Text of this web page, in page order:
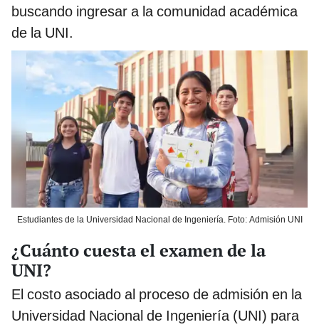
buscando ingresar a la comunidad académica
de la UNI.
Estudiantes de la Universidad Nacional de Ingeniería. Foto: Admisión UNI
¿Cuánto cuesta el examen de la
UNI?
El costo asociado al proceso de admisión en la
Universidad Nacional de Ingeniería (UNI) para